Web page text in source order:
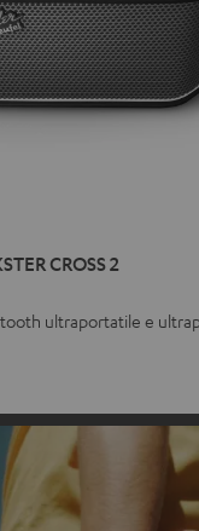
CROSS 2
ultraportatile e